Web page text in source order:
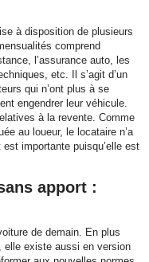
à disposition de plusieurs
comprend
l’assurance auto, les
etc. Il s’agit d’un
qui n’ont plus à se
engendrer leur véhicule.
à la revente. Comme
au loueur, le locataire n’a
importante puisqu’elle est
apport :
de demain. En plus
elle existe aussi en version